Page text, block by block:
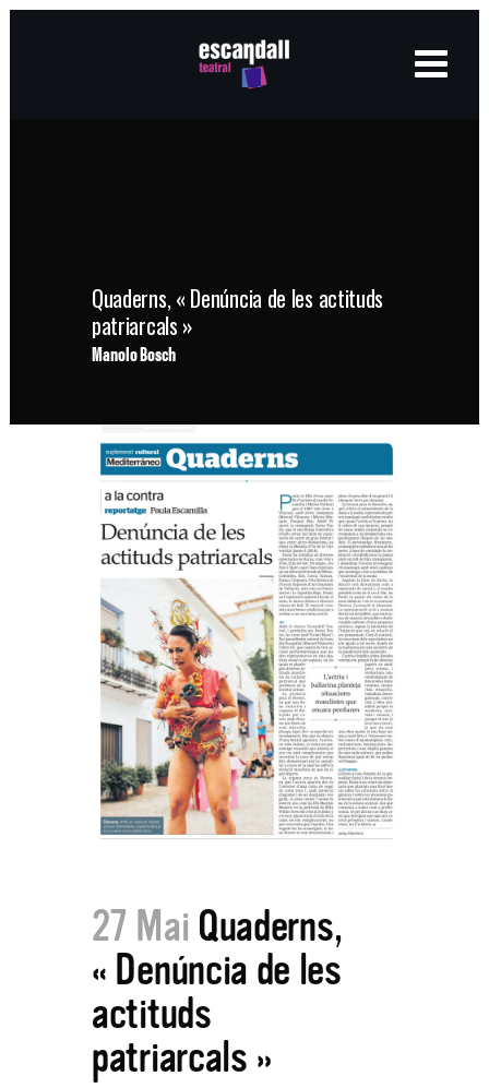
Quaderns, « Denúncia de les actituds
patriarcals »
Manolo Bosch
27 Mai Quaderns,
« Denúncia de les
actituds
patriarcals »